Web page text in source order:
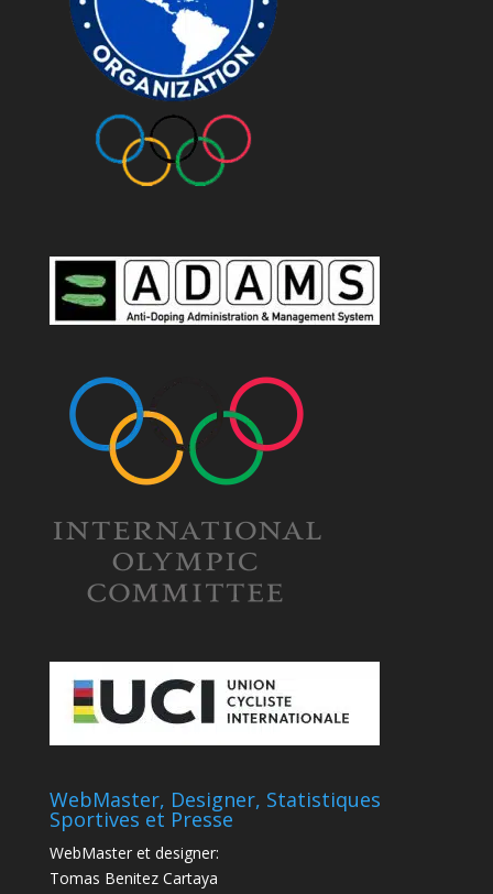
WebMaster, Designer, Statistiques
Sportives et Presse
WebMaster et designer:
Tomas Benitez Cartaya